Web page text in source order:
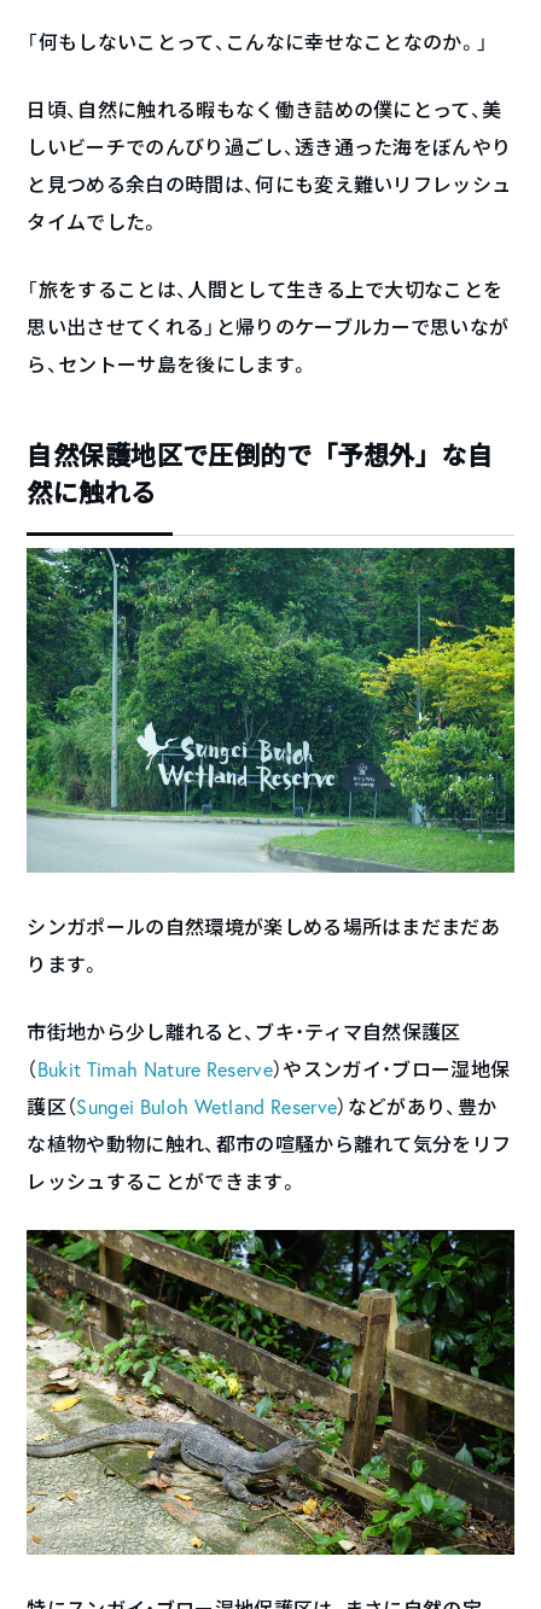
「何もしないことって、こんなに幸せなことなのか。」
日頃、自然に触れる暇もなく働き詰めの僕にとって、美
しいビーチでのんびり過ごし、透き通った海をぼんやり
と見つめる余白の時間は、何にも変え難いリフレッシュ
タイムでした。
「旅をすることは、人間として生きる上で大切なことを
思い出させてくれる」と帰りのケーブルカーで思いなが
ら、セントーサ島を後にします。
自然保護地区で圧倒的で「予想外」な自
然に触れる
シンガポールの自然環境が楽しめる場所はまだまだあ
ります。
市街地から少し離れると、ブキ・ティマ自然保護区
（Bukit Timah Nature Reserve）やスンガイ・ブロー湿地保
護区（Sungei Buloh Wetland Reserve）などがあり、豊か
な植物や動物に触れ、都市の喧騒から離れて気分をリフ
レッシュすることができます。